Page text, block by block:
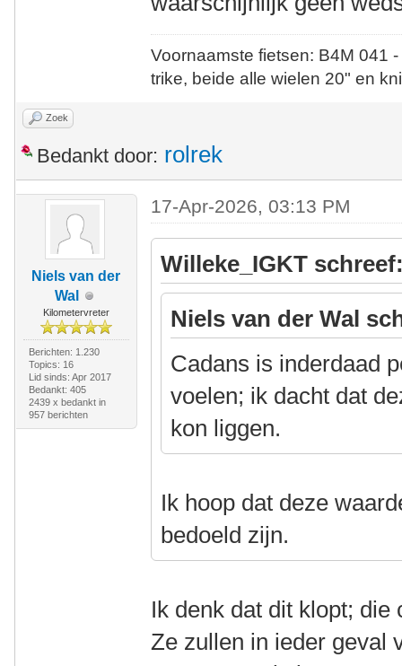
Voornaamste fietsen: B4M
trike, beide alle wielen 20" en
Zoek
Bedankt door: rolrek
Niels van der
Wal
Kilometervreter
Berichten: 1.230
Topics: 16
Lid sinds: Apr 2017
Bedankt: 405
2439 x bedankt in
957 berichten
17-Apr-2026, 03:13 PM
Willeke_IGKT
Niels van der Wal
Cadans is inderdaad
voelen; ik dacht dat
kon liggen.
Ik hoop dat deze
bedoeld zijn.
Ik denk dat dit klopt;
Ze zullen in ieder geval